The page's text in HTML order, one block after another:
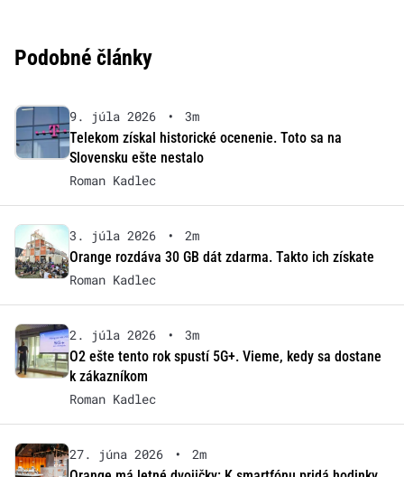
Podobné články
9. júla 2026 •
3m
Telekom získal historické ocenenie. Toto sa na
Slovensku ešte nestalo
Roman Kadlec
3. júla 2026 •
2m
Orange rozdáva 30 GB dát zdarma. Takto ich získate
Roman Kadlec
2. júla 2026 •
3m
O2 ešte tento rok spustí 5G+. Vieme, kedy sa dostane
k zákazníkom
Roman Kadlec
27. júna 2026 •
2m